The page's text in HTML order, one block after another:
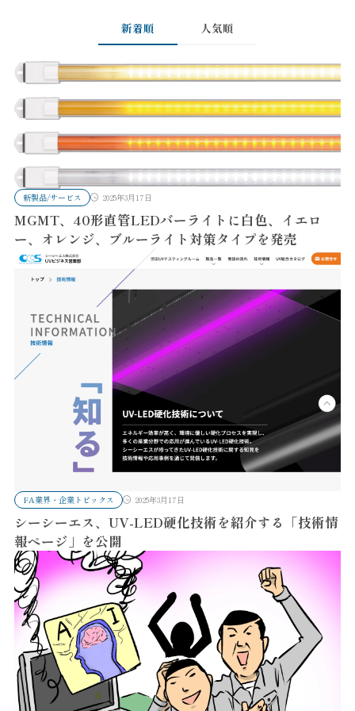
新着順 人気順
新製品/サービス 2025年3月17日
MGMT、40形直管LEDバーライトに白色、イエロ
ー、オレンジ、ブルーライト対策タイプを発売
FA業界・企業トピックス 2025年3月17日
シーシーエス、UV-LED硬化技術を紹介する「技術情
報ページ」を公開